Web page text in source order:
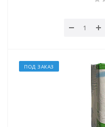
ПОД ЗАКАЗ